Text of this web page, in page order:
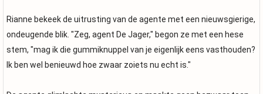
Rianne bekeek de uitrusting van de agente met een nieuwsgierige,
ondeugende blik. "Zeg, agent De Jager," begon ze met een hese
stem, "mag ik die gummiknuppel van je eigenlijk eens vasthouden?
Ik ben wel benieuwd hoe zwaar zoiets nu echt is."